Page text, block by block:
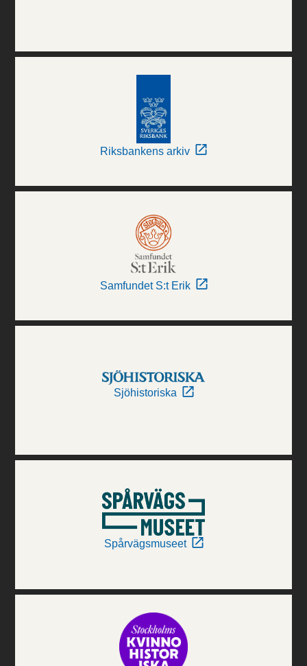
Riksbankens arkiv
Samfundet S:t Erik
Sjöhistoriska
Spårvägsmuseet